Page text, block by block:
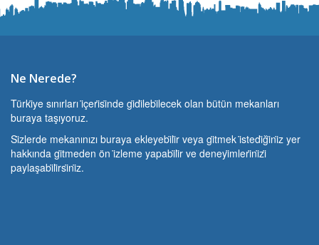
Ne Nerede?
Türki̇ye sınırları i̇çeri̇si̇nde gi̇di̇lebi̇lecek olan bütün mekanları
buraya taşıyoruz.
Si̇zlerde mekanınızı buraya ekleyebi̇li̇r veya gi̇tmek i̇stedi̇ği̇ni̇z yer
hakkında gi̇tmeden ön i̇zleme yapabi̇li̇r ve deneyi̇mleri̇ni̇zi̇
paylaşabi̇li̇rsi̇ni̇z.